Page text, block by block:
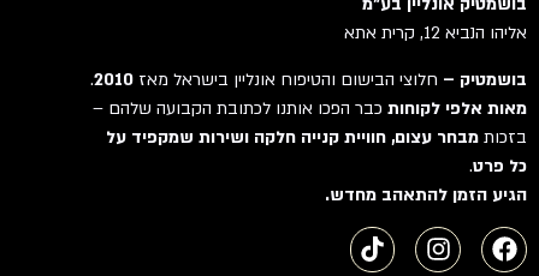
אליהו הנביא 12, קרית אתא
בושמטיק –חלוצי הבישום והטיפוח אונליין בישראל מאז2010
.
מאות אלפי לקוחותכבר הפכו אותנו לכתובת הקבועה שלהם –
בזכותמבחר עצום, חוויית קנייה חלקה ושירות שמקפיד על
כל פרט.
הגיע הזמן להתאהב מחדש.